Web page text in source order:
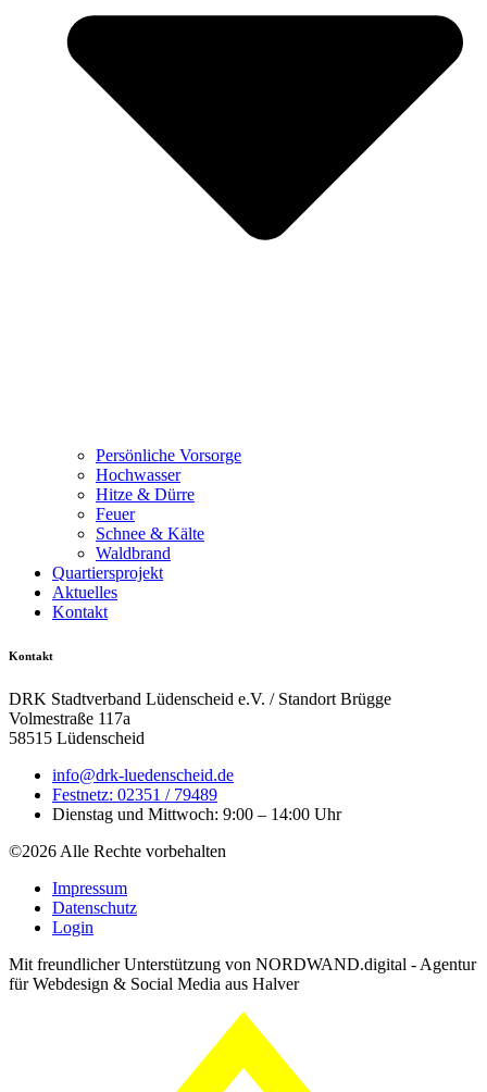
Persönliche Vorsorge
Hochwasser
Hitze & Dürre
Feuer
Schnee & Kälte
Waldbrand
Quartiersprojekt
Aktuelles
Kontakt
Kontakt
DRK Stadtverband Lüdenscheid e.V. / Standort Brügge
Volmestraße 117a
58515 Lüdenscheid
info@drk-luedenscheid.de
Festnetz: 02351 / 79489
Dienstag und Mittwoch: 9:00 – 14:00 Uhr
©2026 Alle Rechte vorbehalten
Impressum
Datenschutz
Login
Mit freundlicher Unterstützung von NORDWAND.digital - Agentur
für Webdesign & Social Media aus Halver